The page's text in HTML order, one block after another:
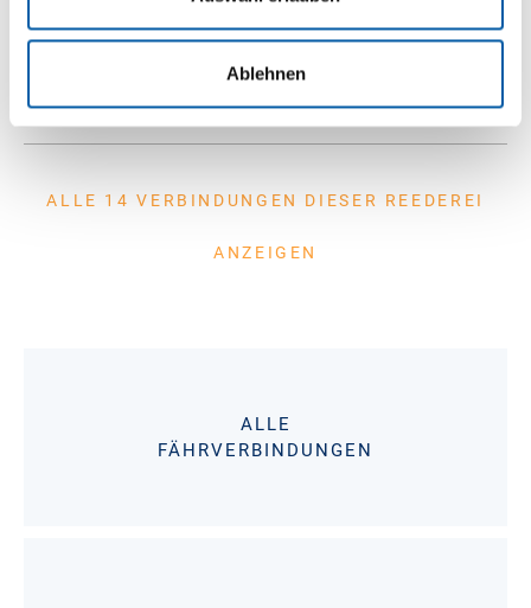
Ablehnen
ALLE 14 VERBINDUNGEN DIESER REEDEREI
ANZEIGEN
ALLE
FÄHRVERBINDUNGEN